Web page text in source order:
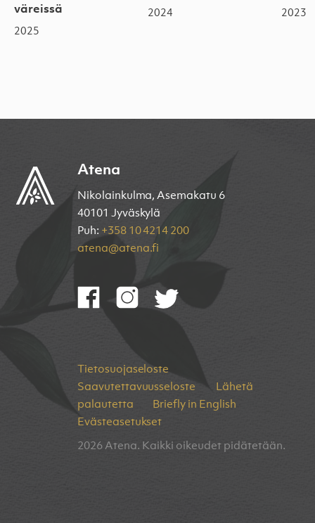
väreissä
2025
2024 2023
Atena
Nikolainkulma, Asemakatu 6
40101 Jyväskylä
Puh: +358 10 4214 200
atena@atena.fi
Tietosuojaseloste
Saavutettavuusseloste
Lähetä
palautetta
Briefly in English
Evästeasetukset
2026 Atena. Kaikki oikeudet pidätetään.